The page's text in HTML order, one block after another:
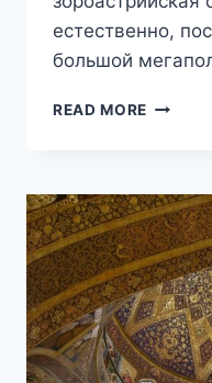
естественно,
большой
READ MORE
9
И
10.
ЙЕЗД
–